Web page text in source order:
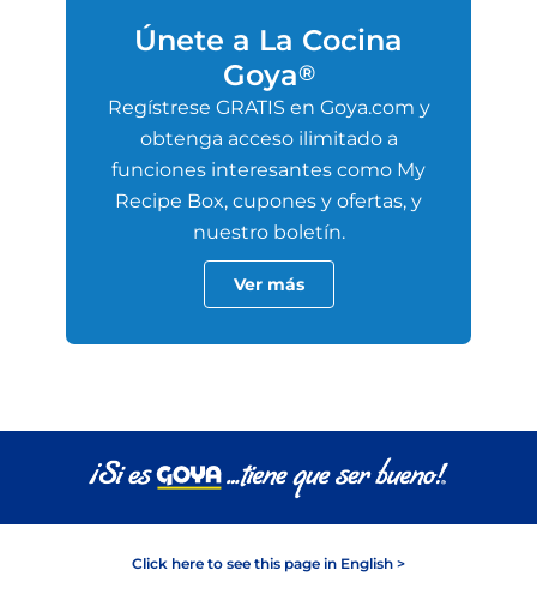
Únete a La Cocina
Goya®
Regístrese GRATIS en Goya.com y
obtenga acceso ilimitado a
funciones interesantes como My
Recipe Box, cupones y ofertas, y
nuestro boletín.
Ver más
Click here to see this page in English >